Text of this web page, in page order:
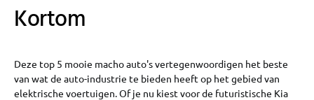
Kortom
Deze top 5 mooie macho auto's vertegenwoordigen het beste
van wat de auto-industrie te bieden heeft op het gebied van
elektrische voertuigen. Of je nu kiest voor de futuristische Kia